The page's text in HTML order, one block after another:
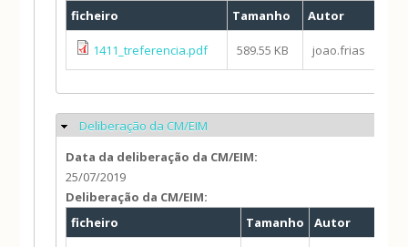
ficheiro
Tamanho Autor
1411_treferencia.pdf 589.55 KB joao.frias
Ocultar
Deliberação da CM/EIM
Data da deliberação da CM/EIM:
25/07/2019
Deliberação da CM/EIM:
ficheiro
Tamanho Autor